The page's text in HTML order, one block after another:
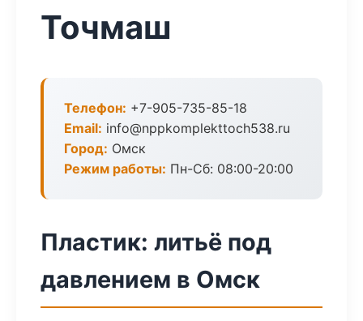
Точмаш
Телефон: +7-905-735-85-18
Email: info@nppkomplekttoch538.ru
Город: Омск
Режим работы: Пн-Сб: 08:00-20:00
Пластик: литьё под
давлением в Омск